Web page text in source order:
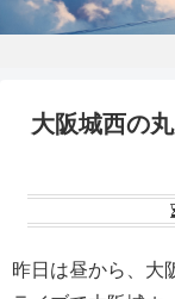
大阪城西の
昨日は昼から、大